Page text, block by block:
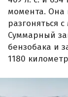
Одним из